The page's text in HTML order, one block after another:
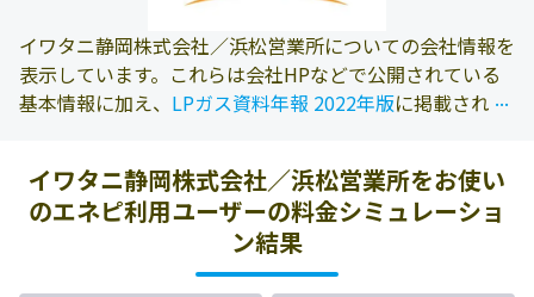
イワタニ静岡株式会社／浜松営業所についての会社情報を
表示しています。これらは会社HPなどで公開されている
基本情報に加え、 LPガス資料年報 2022年版に掲載されて
しています。
...
...
イワタニ静岡株式会社／浜松営業所をお使い
のエネピ利用ユーザーの料金シミュレーショ
ン結果